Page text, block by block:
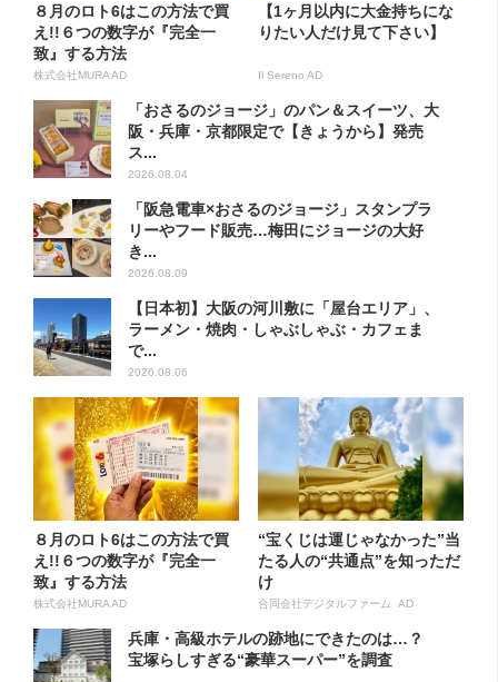
８月のロト6はこの方法で買
え!!６つの数字が『完全一
致』する方法
株式会社MURA AD
【1ヶ月以内に大金持ちにな
りたい人だけ見て下さい】
Il Sereno AD
「おさるのジョージ」のパン＆スイーツ、大
阪・兵庫・京都限定で【きょうから】発売
ス...
2026.08.04
「阪急電車×おさるのジョージ」スタンプラ
リーやフード販売…梅田にジョージの大好
き...
2026.08.09
【日本初】大阪の河川敷に「屋台エリア」、
ラーメン・焼肉・しゃぶしゃぶ・カフェま
で...
2026.08.06
８月のロト6はこの方法で買
え!!６つの数字が『完全一
致』する方法
株式会社MURA AD
“宝くじは運じゃなかった”当
たる人の“共通点”を知っただ
け
合同会社デジタルファーム AD
兵庫・高級ホテルの跡地にできたのは…？
宝塚らしすぎる“豪華スーパー”を調査